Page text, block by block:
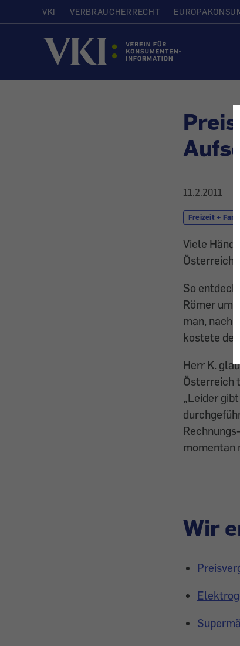
VKI VERBRAUCHERRECHT
Startseite
11.2.2011
Freizeit +
Viele
Österreich.
So
Römer um
man, nach
kostete der
Herr K.
Österreich
„Leider
momentan
Wir